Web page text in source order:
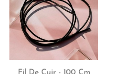
Aperçu rapide
Fil De Cuir - 100 Cm